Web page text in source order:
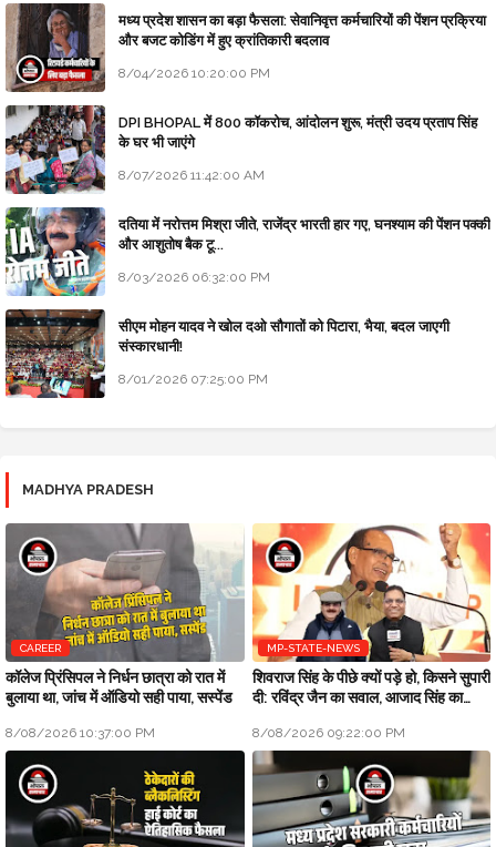
मध्य प्रदेश शासन का बड़ा फैसला: सेवानिवृत्त कर्मचारियों की पेंशन प्रक्रिया
और बजट कोडिंग में हुए क्रांतिकारी बदलाव
8/04/2026 10:20:00 PM
DPI BHOPAL में 800 कॉकरोच, आंदोलन शुरू, मंत्री उदय प्रताप सिंह
के घर भी जाएंगे
8/07/2026 11:42:00 AM
दतिया में नरोत्तम मिश्रा जीते, राजेंद्र भारती हार गए, घनश्याम की पेंशन पक्की
और आशुतोष बैक टू...
8/03/2026 06:32:00 PM
सीएम मोहन यादव ने खोल दओ सौगातों को पिटारा, भैया, बदल जाएगी
संस्कारधानी!
8/01/2026 07:25:00 PM
MADHYA PRADESH
CAREER
कॉलेज प्रिंसिपल ने निर्धन छात्रा को रात में
बुलाया था, जांच में ऑडियो सही पाया, सस्पेंड
8/08/2026 10:37:00 PM
MP-STATE-NEWS
शिवराज सिंह के पीछे क्यों पड़े हो, किसने सुपारी
दी: रविंद्र जैन का सवाल, आजाद सिंह का
8/08/2026 09:22:00 PM